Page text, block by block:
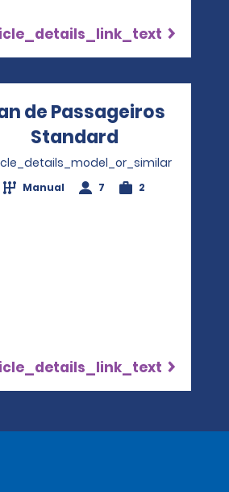
window
de Passageiros
Standard
Manual 7 2